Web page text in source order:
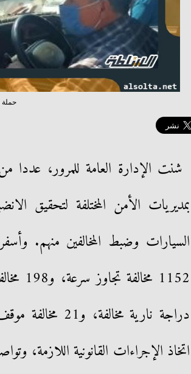
حملة
شنت الإدارة العامة للمرور، عددا
بمديريات الأمن المختلفة لتحقيق
اتخاذ الإجراءات القانونية اللازمة،